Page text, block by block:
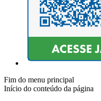
Fim do menu principal
Início do conteúdo da página